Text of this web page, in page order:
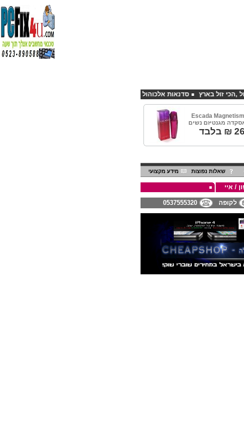
סדנאות אלכוהול - ערב גיבוש לחברות בארץ
Escada
₪ בלבד
שאלות נפוצות מידע מקצועי
/ איי
לקופה 0537555320